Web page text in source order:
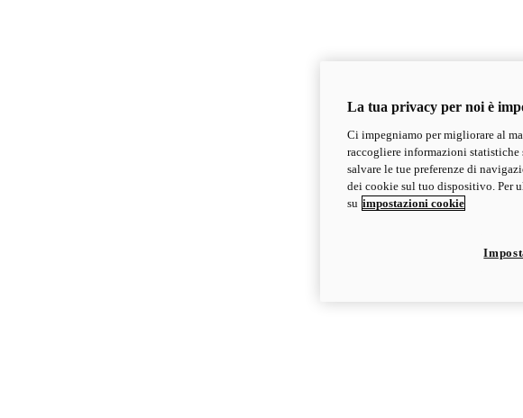
La tua privacy per noi è
Ci impegniamo per migliorare al
raccogliere informazioni
salvare le tue preferenze di
dei cookie sul tuo dispositivo. Per
su impostazioni cookie